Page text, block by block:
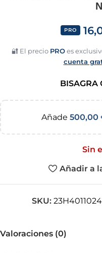
PRO
🔐 El precio PROes
cuenta
BISAGRA
Añade 500,00
Sin
Añadir a
SKU:
Valoraciones (0)